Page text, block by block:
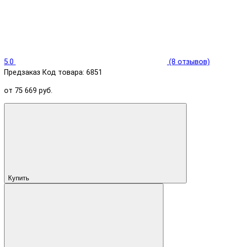
5.0
(8 отзывов)
Предзаказ Код товара: 6851
от 75 669 руб.
Купить